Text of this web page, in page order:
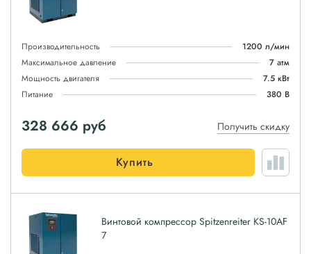
Производительность
1200 л/мин
Максимальное давление
7 атм
Мощность двигателя
7.5 кВт
Питание
380 В
328 666 руб Получить скидку
Купить
Винтовой компрессор Spitzenreiter KS-10AF
7